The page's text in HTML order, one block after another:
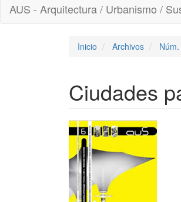
AUS - Arquitectura / Urbanismo /
Inicio Archivos
Ciudades
Barra
lateral
del
artículo